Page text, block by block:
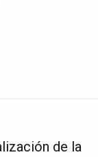
de la